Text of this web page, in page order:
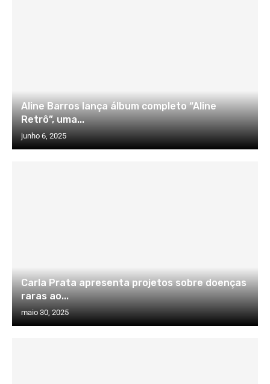
Aline Barros lança álbum completo “Aline
Retrô”, uma...
junho 6, 2025
Carla Prata apresenta projetos sobre doenças
raras ao...
maio 30, 2025